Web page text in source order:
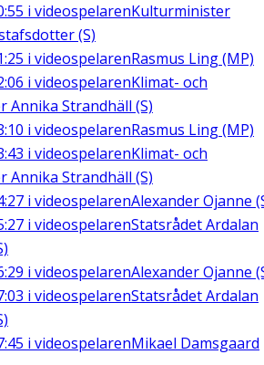
i videospelarenKulturminister
(S)
i videospelarenRasmus Ling (MP)
i videospelarenKlimat- och
Annika Strandhäll (S)
i videospelarenRasmus Ling (MP)
i videospelarenKlimat- och
Annika Strandhäll (S)
i videospelarenAlexander Ojanne
i videospelarenStatsrådet Ardalan
i videospelarenAlexander Ojanne
i videospelarenStatsrådet Ardalan
i videospelarenMikael Damsgaard